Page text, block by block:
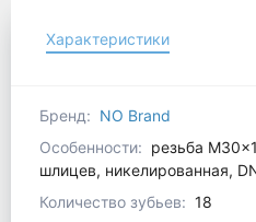
Характеристики
Бренд: NO Brand
Особенности: резьба
шлицев, никелированная,
Количество зубьев: 18